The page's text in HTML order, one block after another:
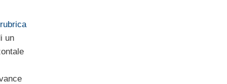
rubrica
un